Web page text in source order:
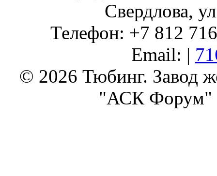
Свердлова,
Телефон: +7 812
Email: |
© 2026 Тюбинг. Завод
"АСК Форум"